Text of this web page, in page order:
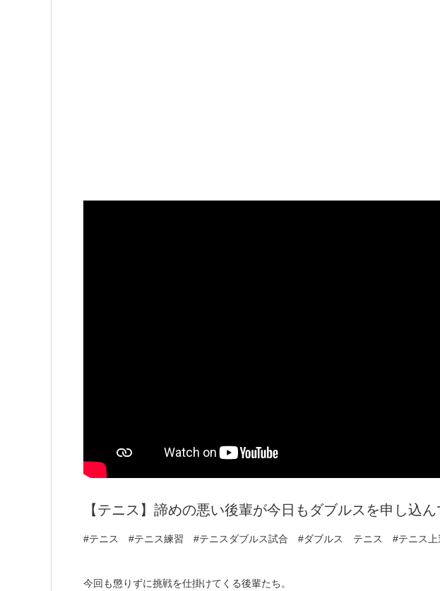
【テニス】諦めの悪い後輩が今日もダブルスを申し込ん
#テニス #テニス練習 #テニスダブルス試合 #ダブルス テニス #テニス上
今回も懲りずに挑戦を仕掛けてくる後輩たち。